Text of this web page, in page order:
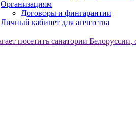
Организациям
Договоры и фингарантии
Личный кабинет для агентства